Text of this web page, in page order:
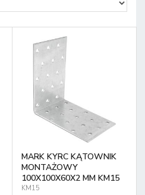
MARK KYRC KĄTOWNIK
MONTAŻOWY
100X100X60X2 MM KM15
KM15